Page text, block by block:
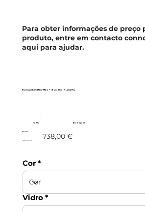
Florença c/ Lateral Fixa - 1 Fixo + 1 Porta Pivot + Lateral Fixa
Promoção!
- 20%
590,40 € 738,00 €
c/IVA incluído
Cor
Vidro
Para obter informações de preço
produto, entre em contacto
aqui para ajudar.